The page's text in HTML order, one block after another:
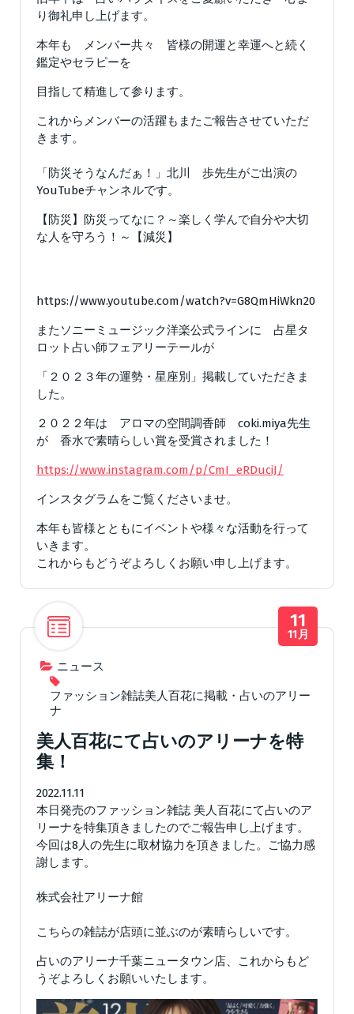
り御礼申し上げます。
本年も メンバー共々 皆様の開運と幸運へと続く
鑑定やセラピーを
目指して精進して参ります。
これからメンバーの活躍もまたご報告させていただ
きます。
「防災そうなんだぁ！」北川 歩先生がご出演の
YouTubeチャンネルです。
【防災】防災ってなに？～楽しく学んで自分や大切
な人を守ろう！～【減災】
https://www.youtube.com/watch?v=G8QmHiWkn20
またソニーミュージック洋楽公式ラインに 占星タ
ロット占い師フェアリーテールが
「２０２３年の運勢・星座別」掲載していただきま
した。
２０２２年は アロマの空間調香師 coki.miya先生
が 香水で素晴らしい賞を受賞されました！
https://www.instagram.com/p/CmI_eRDuciJ/
インスタグラムをご覧くださいませ。
本年も皆様とともにイベントや様々な活動を行って
いきます。
これからもどうぞよろしくお願い申し上げます。
ニュース
ファッション雑誌美人百花に掲載・占いのアリー
ナ
11
11月
美人百花にて占いのアリーナを特
集！
2022.11.11
本日発売のファッション雑誌 美人百花にて占いのア
リーナを特集頂きましたのでご報告申し上げます。
今回は8人の先生に取材協力を頂きました。ご協力感
謝します。
株式会社アリーナ館
こちらの雑誌が店頭に並ぶのが素晴らしいです。
占いのアリーナ千葉ニュータウン店、これからもど
うぞよろしくお願いいたします。